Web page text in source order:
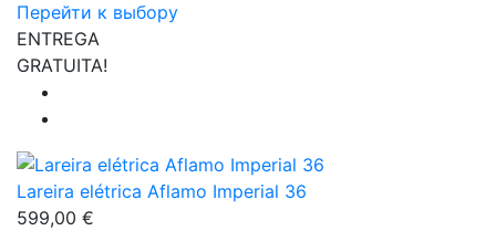
Перейти к выбору
ENTREGA
GRATUITA!
Lareira elétrica Aflamo Imperial 36
599,00 €